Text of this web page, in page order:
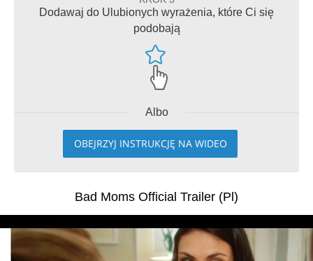
Dodawaj do Ulubionych wyrażenia, które Ci się
podobają
Albo
OBEJRZYJ INSTRUKCJĘ NA WIDEO
Bad Moms Official Trailer (Pl)